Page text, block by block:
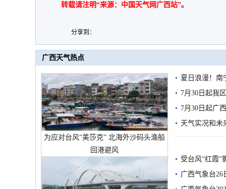
转载请注明“来源：中国天气网广西站”。
分享到：
广西天气热点
为应对台风“美莎克” 北海外沙码头渔船
回港避风
夏日浪漫！南
7月30日起我
7月30日起广
天气实况和未
受台风“红霞”
有较强降雨
广西气象台26